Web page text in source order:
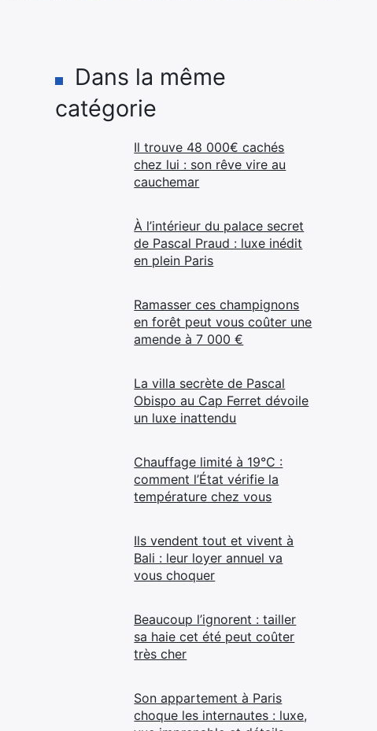
Dans la même
catégorie
Il trouve 48 000€ cachés
chez lui : son rêve vire au
cauchemar
À l’intérieur du palace secret
de Pascal Praud : luxe inédit
en plein Paris
Ramasser ces champignons
en forêt peut vous coûter une
amende à 7 000 €
La villa secrète de Pascal
Obispo au Cap Ferret dévoile
un luxe inattendu
Chauffage limité à 19°C :
comment l’État vérifie la
température chez vous
Ils vendent tout et vivent à
Bali : leur loyer annuel va
vous choquer
Beaucoup l’ignorent : tailler
sa haie cet été peut coûter
très cher
Son appartement à Paris
choque les internautes : luxe,